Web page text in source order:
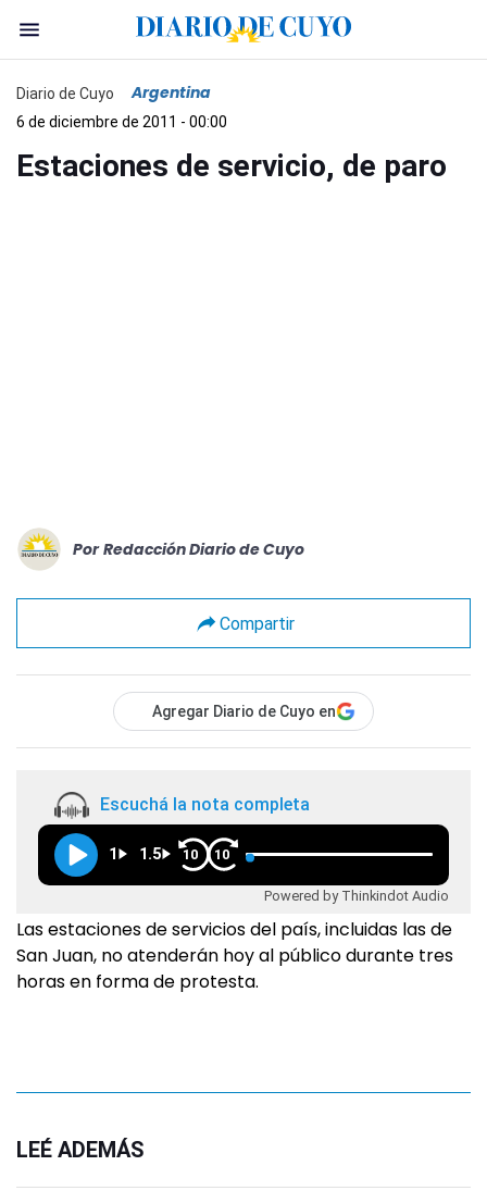
Diario de Cuyo Argentina
6 de diciembre de 2011 - 00:00
Estaciones de servicio, de paro
Por Redacción Diario de Cuyo
Compartir
Agregar Diario de Cuyo en
Escuchá la nota completa
1 1.5 10 10
Powered by Thinkindot Audio
Las estaciones de servicios del país, incluidas las de
San Juan, no atenderán hoy al público durante tres
horas en forma de protesta.
LEÉ ADEMÁS